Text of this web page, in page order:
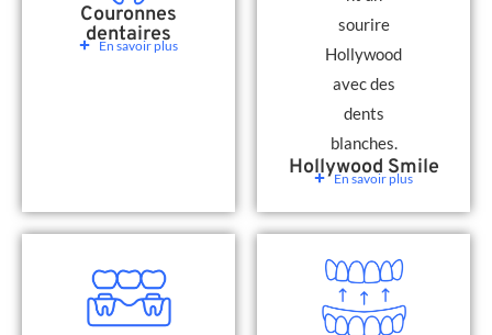
Couronnes
dentaires
En savoir plus
Hollywood Smile
En savoir plus